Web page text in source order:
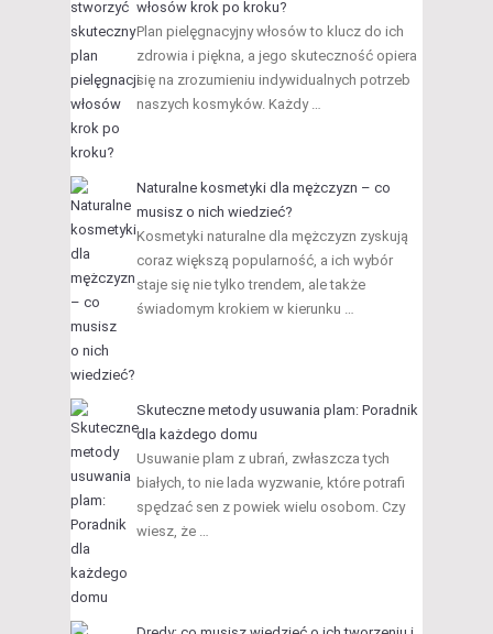
włosów krok po kroku?
Plan pielęgnacyjny włosów to klucz do ich
zdrowia i piękna, a jego skuteczność opiera
się na zrozumieniu indywidualnych potrzeb
naszych kosmyków. Każdy …
Naturalne kosmetyki dla mężczyzn – co
musisz o nich wiedzieć?
Kosmetyki naturalne dla mężczyzn zyskują
coraz większą popularność, a ich wybór
staje się nie tylko trendem, ale także
świadomym krokiem w kierunku …
Skuteczne metody usuwania plam: Poradnik
dla każdego domu
Usuwanie plam z ubrań, zwłaszcza tych
białych, to nie lada wyzwanie, które potrafi
spędzać sen z powiek wielu osobom. Czy
wiesz, że …